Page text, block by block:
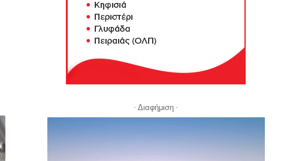
- Διαφήμιση -